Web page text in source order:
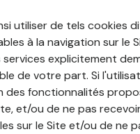
utiliser de tels cookies
à la navigation sur
explicitement
de votre part. Si
des fonctionnalités
et/ou de ne pas
sur le Site et/ou de ne